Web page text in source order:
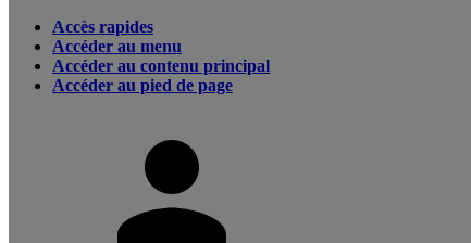
Accès rapides
Accéder au menu
Accéder au contenu principal
Accéder au pied de page